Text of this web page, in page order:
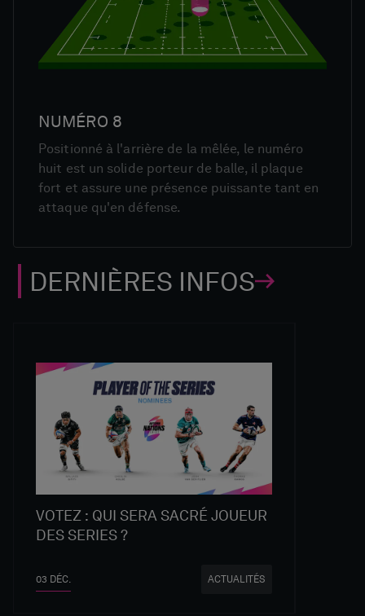
NUMÉRO 8
Positionné à l'arrière de la mêlée, le numéro
huit est un solide porteur de balle, il plaque
fort et assure une présence puissante tant en
attaque qu'en défense.
DERNIÈRES INFOS
VOTEZ : QUI SERA SACRÉ JOUEUR
DES SERIES ?
03 DÉC. ACTUALITÉS